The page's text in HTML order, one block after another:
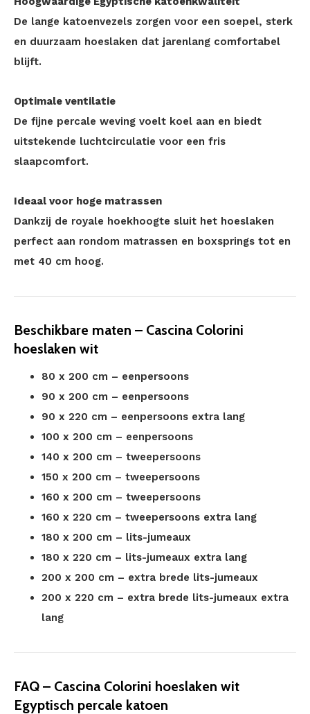
De lange katoenvezels zorgen voor een soepel, sterk
en duurzaam hoeslaken dat jarenlang comfortabel
blijft.
Optimale ventilatie
De fijne percale weving voelt koel aan en biedt
uitstekende luchtcirculatie voor een fris
slaapcomfort.
Ideaal voor hoge matrassen
Dankzij de royale hoekhoogte sluit het hoeslaken
perfect aan rondom matrassen en boxsprings tot en
met 40 cm hoog.
Beschikbare maten – Cascina Colorini
hoeslaken wit
80 x 200 cm – eenpersoons
90 x 200 cm – eenpersoons
90 x 220 cm – eenpersoons extra lang
100 x 200 cm – eenpersoons
140 x 200 cm – tweepersoons
150 x 200 cm – tweepersoons
160 x 200 cm – tweepersoons
160 x 220 cm – tweepersoons extra lang
180 x 200 cm – lits-jumeaux
180 x 220 cm – lits-jumeaux extra lang
200 x 200 cm – extra brede lits-jumeaux
200 x 220 cm – extra brede lits-jumeaux extra
lang
FAQ – Cascina Colorini hoeslaken wit
Egyptisch percale katoen